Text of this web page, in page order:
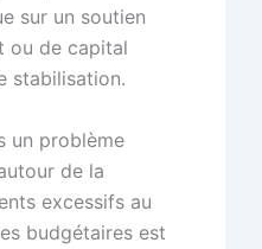
sur un soutien
ou de capital
stabilisation.
un problème
de la
excessifs au
budgétaires est